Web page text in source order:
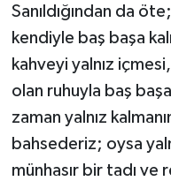
Sanıldığından da
kendiyle baş başa
kahveyi yalnız
olan ruhuyla baş
zaman yalnız
bahsederiz; oysa
münhasır bir tadı ve